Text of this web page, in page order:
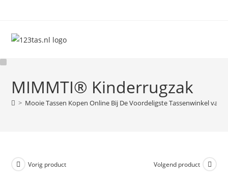
inhoud
MIMMTI® Kinderrugzak
> Mooie Tassen Kopen Online Bij De Voordeligste Tassenwinkel van
Vorig product Volgend product